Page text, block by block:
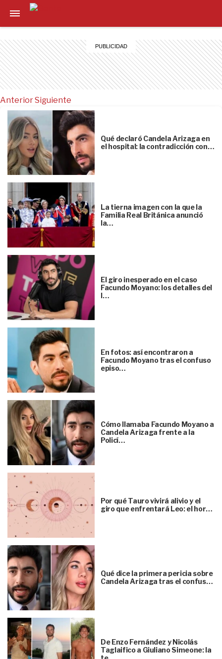
Anterior
Qué declaró Candela Arizaga en
el hospital: la contradicción con…
La tierna imagen con la que la
Familia Real Británica anunció
la…
El giro inesperado en el caso
Facundo Moyano: los detalles del
l…
En fotos: así encontraron a
Facundo Moyano tras el confuso
episo…
Cómo llamaba Facundo Moyano a
Candela Arizaga frente a la
Policí…
Por qué Tauro vivirá alivio y el
giro que enfrentará Leo: el hor…
Qué dice la primera pericia sobre
Candela Arizaga tras el confus…
De Enzo Fernández y Nicolás
Taglaifico a Giuliano Simeone: la
Siguiente